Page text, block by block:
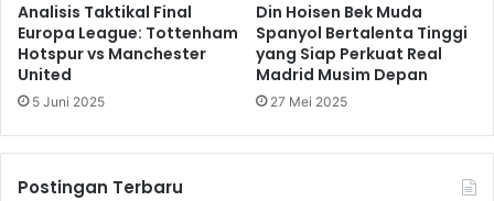
Analisis Taktikal Final
Europa League: Tottenham
Hotspur vs Manchester
United
5 Juni 2025
Din Hoisen Bek Muda
Spanyol Bertalenta Tinggi
yang Siap Perkuat Real
Madrid Musim Depan
27 Mei 2025
Postingan Terbaru